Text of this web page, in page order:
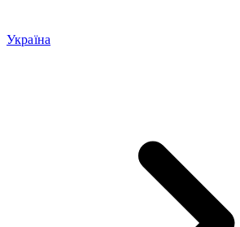
Україна